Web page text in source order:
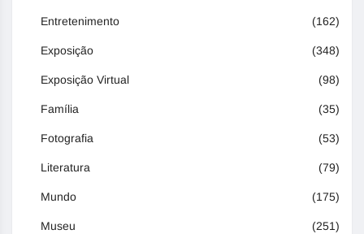
Entretenimento (162)
Exposição (348)
Exposição Virtual (98)
Família (35)
Fotografia (53)
Literatura (79)
Mundo (175)
Museu (251)